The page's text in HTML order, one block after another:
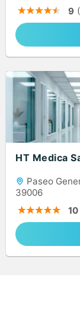
9
HT Medica
Paseo
39006
10